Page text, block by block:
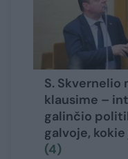
S. Skvernelio
klausime –
galinčio
galvoje,
(4)